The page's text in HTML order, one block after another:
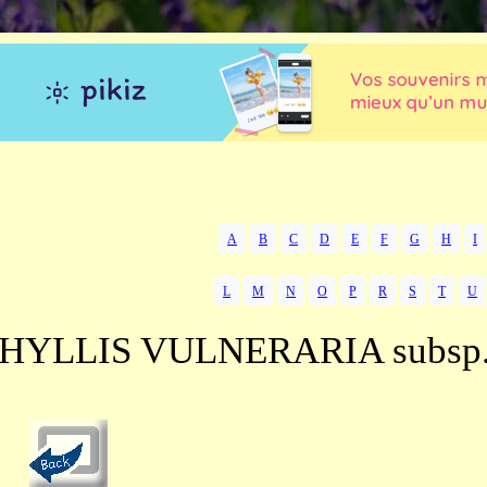
A B C D E F G H I
L M N O P R S T U
VULNERARIA